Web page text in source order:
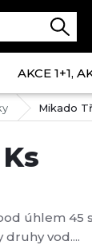
AKCE 1+1,
Mikado
úhlem 45
vod....